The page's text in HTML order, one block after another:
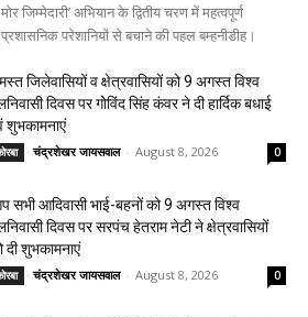
जिम्मेदारी’ अभियान के द्वितीय चरण में महत्वपूर्ण
परेशानियों से बचाने की पहल बम्हनीडीह।
जिलेवासियों व क्षेत्रवासियों को 9 अगस्त विश्व
दिवस पर गोविंद सिंह कंवर ने दी हार्दिक बधाई
शुभकामनाएं
चंद्रशेखर जायसवाल - August 8, 2026 0
सभी आदिवासी भाई-बहनों को 9 अगस्त विश्व
दिवस पर सरपंच हेतराम नेटी ने क्षेत्रवासियों
दी शुभकामनाएं
चंद्रशेखर जायसवाल - August 8, 2026 0